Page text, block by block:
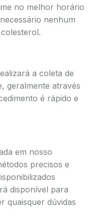
no melhor horário
nenhum
a coleta de
geralmente através
é rápido e
em nosso
precisos e
disponível para
quaisquer dúvidas